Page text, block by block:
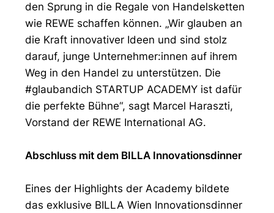
den Sprung in die Regale von Handelsketten
wie REWE schaffen können. „Wir glauben an
die Kraft innovativer Ideen und sind stolz
darauf, junge Unternehmer:innen auf ihrem
Weg in den Handel zu unterstützen. Die
#glaubandich STARTUP ACADEMY ist dafür
die perfekte Bühne“, sagt Marcel Haraszti,
Vorstand der REWE International AG.
Abschluss mit dem BILLA Innovationsdinner
Eines der Highlights der Academy bildete
das exklusive BILLA Wien Innovationsdinner